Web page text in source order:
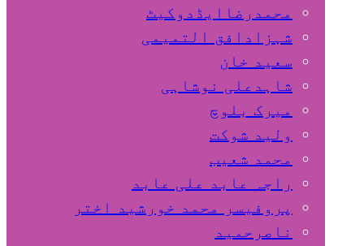
محمدرضاایڈدوکیٹ
شہزادافق التمیمی
سعید خان
شاہدعلی نوشاہی
میرک بلوچ
ولید شوکت
محمد شعیب
راجہ عابد علی عابد
پروفیسر محمد خورشید اختر
ناصرحمید